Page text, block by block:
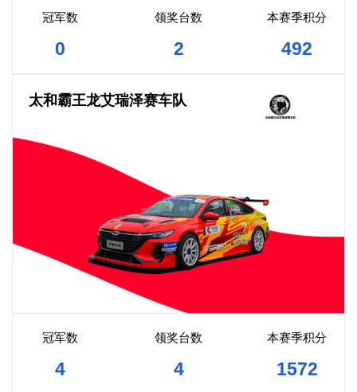
冠军数
0
领奖台数
2
本赛季积分
492
太和霸王龙艾瑞泽赛车队
冠军数
4
领奖台数
4
本赛季积分
1572